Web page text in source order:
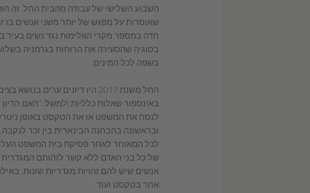
השבוע השלישי של עבודה מהבית החל. זה
שאוסרות על מפגש של יותר משני אנשים בו
חדה במספר מקרי האלימות נגד נשים בעיר
בסוגיה שהסעירה את הרוחות בגרמניה
בשפה לכל המינים.
החל משנת 2017 היו דיונים
באינספור שאלות כלליות (למשל: "האם
לנסח את המשפט או את הטקסט באופן
ובראשונה בהבחנה הבינארית בין זכר
של כל בני האדם ללא קשר לזהותם המגדרית
אנשים שיש להם זהויות מגדריות שונות,
אחר בטקסט ועוד.